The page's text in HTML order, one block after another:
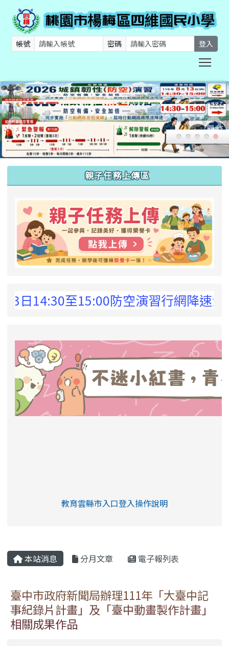
帳號 密碼 登入
親子任務上傳區
14:30至15:00防空演習行網降速演練
link to https://eliteracy.edu.tw/Shorts/
教育雲縣市入口登入操作說明
本站消息 分月文章 電子報列表
臺中市政府新聞局辦理111年「大臺中記
事紀錄片計畫」及「臺中動畫製作計畫」
相關成果作品